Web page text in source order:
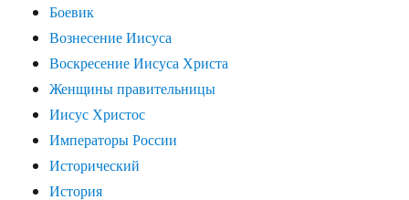
Боевик
Вознесение Иисуса
Воскресение Иисуса Христа
Женщины правительницы
Иисус Христос
Императоры России
Исторический
История